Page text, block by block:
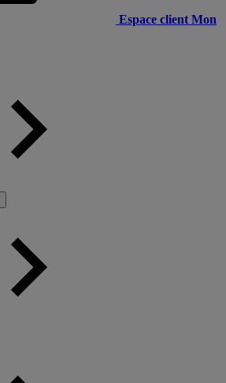
Espace client Mon